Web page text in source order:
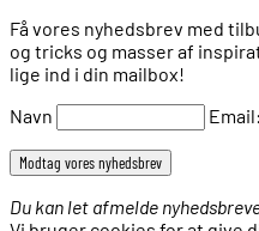
Få vores nyhedsbrev med
og tricks og masser af
lige ind i din mailbox!
Navn
Email:
Du kan let afmelde